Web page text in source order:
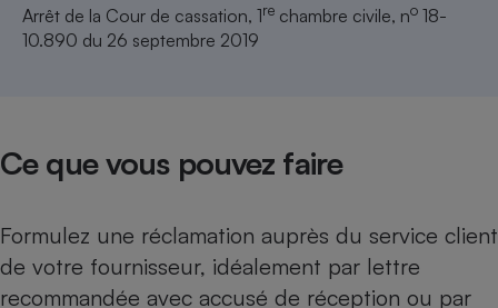
Arrêt de la Cour de cassation, 1re chambre civile, no 18-
10.890 du 26 septembre 2019
Ce que vous pouvez faire
Formulez une réclamation auprès du service client
de votre fournisseur, idéalement par lettre
recommandée avec accusé de réception ou par